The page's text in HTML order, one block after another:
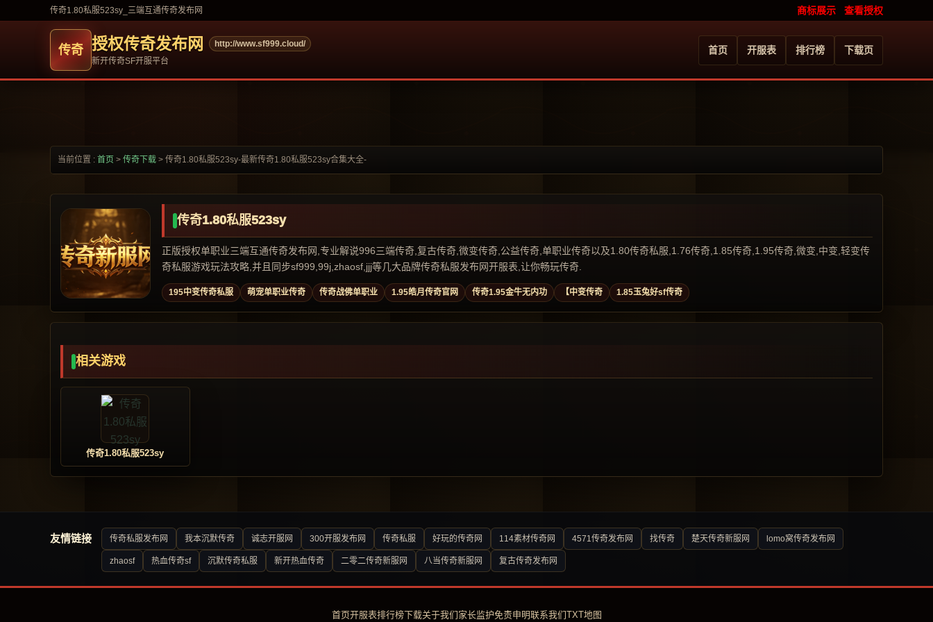
传奇1.80私服523sy_三端互通传奇发布网 商标展示 查看授权
授权传奇发布网
http://www.sf999.cloud/
新开传奇SF开服平台
首页 开服表 排行榜 下载页
当前位置 : 首页 > 传奇下载 > 传奇1.80私服523sy-最新传奇1.80私服523sy合集大全-
传奇1.80私服523sy
正版授权单职业三端互通传奇发布网,专业解说996三端传奇,复古传奇,微变传奇,公益传奇,单职业传奇以及1.80传奇私服,1.76传奇,1.85传奇,1.95传奇,微变,中变,轻变传
奇私服游戏玩法攻略,并且同步sf999,99j,zhaosf,jjj等几大品牌传奇私服发布网开服表,让你畅玩传奇.
195中变传奇私服 萌宠单职业传奇 传奇战佛单职业 1.95皓月传奇官网 传奇1.95金牛无内功 【中变传奇 1.85玉兔好sf传奇
相关游戏
传奇1.80私服523sy
友情链接 传奇私服发布网 我本沉默传奇 诚志开服网 300开服发布网 传奇私服 好玩的传奇网 114素材传奇网 4571传奇发布网 找传奇 楚天传奇新服网 lomo窝传奇发布网
zhaosf 热血传奇sf 沉默传奇私服 新开热血传奇 二零二传奇新服网 八当传奇新服网 复古传奇发布网
首页开服表排行榜下载关于我们 家长监护免责申明联系我们TXT地图